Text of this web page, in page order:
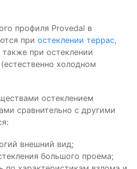
профиля Provedal в
при остеклении террас,
также при остеклении
холодном
остеклением
сравнительно с другими
внешний вид;
большого проема;